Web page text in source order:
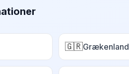
🇬🇷Grækenland